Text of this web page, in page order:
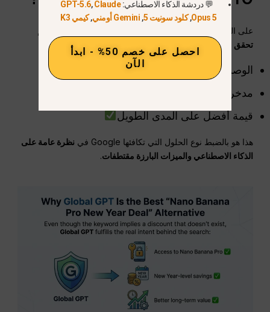
على الرغم من أن الكلمة الرئيسية تشير إلى خصم غير موجود،,
تحقق Global GPT الغرض الحقيقي من البحث
الوصول إلى Nano Banana Pro
مدخرات بمستوى العام الجديد
قيمة أفضل على المدى الطويل
هذا هو بالضبط نوع الحلول التي تكافئها Google في
نظرة عامة على
الذكاء الاصطناعي والميزات البارزة مقتطفات.
💬 دردشة الذكاء الاصطناعي:
GPT-5.6,Claude
Opus 5
,كلود سونيت 5 , Gemini أومني ,كيمي K3
احصل على خصم 50% - ابدأ
الآن